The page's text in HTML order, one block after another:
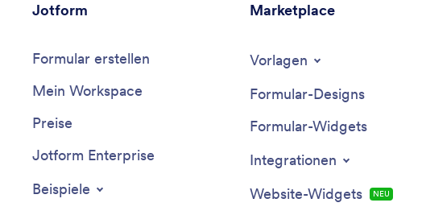
Jotform
Formular erstellen
Mein Workspace
Preise
Jotform Enterprise
Beispiele
Marketplace
Vorlagen
Formular-Designs
Formular-Widgets
Integrationen
Website-Widgets
NEU